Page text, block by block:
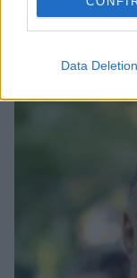
Data Deletion
Σχετικά
Protothema.gr